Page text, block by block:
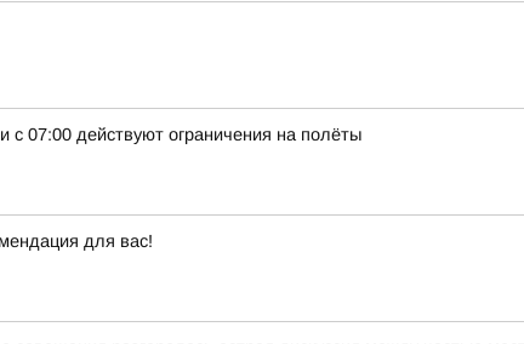
с 07:00 действуют ограничения на полёты
для вас!